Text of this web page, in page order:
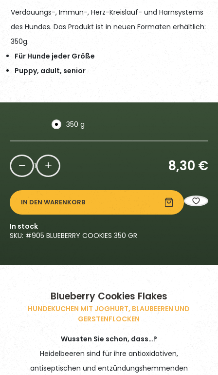
Verdauungs-, Immun-, Herz-Kreislauf- und Harnsystems
des Hundes. Das Produkt ist in neuen Formaten erhältlich:
350g.
Für Hunde jeder Größe
Puppy, adult, senior
350 g
8,30 €
1
IN DEN WARENKORB
In stock
SKU: #905 BLUEBERRY COOKIES 350 GR
Blueberry Cookies Flakes
HUNDEKUCHEN MIT JOGHURT, BLAUBEEREN UND
GERSTENFLOCKEN
Wussten Sie schon, dass…?
Heidelbeeren sind für ihre antioxidativen,
antiseptischen und entzündungshemmenden